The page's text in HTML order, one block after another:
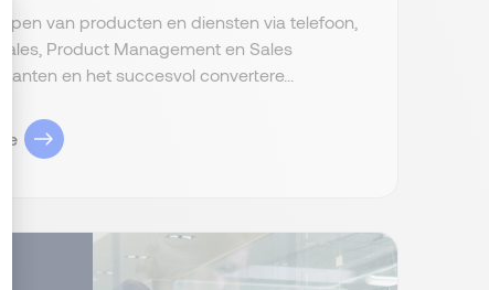
vos Options
van producten en diensten via telefoon,
Product Management en Sales
en het succesvol convertere...